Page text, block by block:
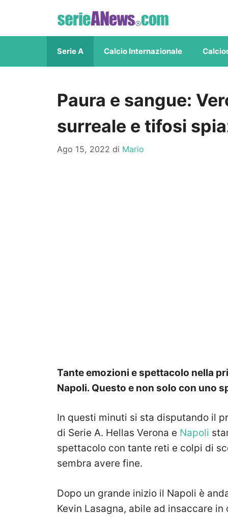
contenuto
Serie A Calcio Internazionale
Paura e sangue:
surreale e tifosi
Ago 15, 2022 di Mario
Tante emozioni e spettacolo nella
Napoli. Questo e non solo con uno
In questi minuti si sta disputando il
di Serie A. Hellas Verona e Napoli
spettacolo con tante reti e colpi di
sembra avere fine.
Dopo un grande inizio il Napoli è
Kevin Lasagna, abile ad insaccare